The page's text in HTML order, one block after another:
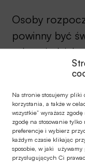
Na stronie stosujemy pliki
korzystania, a także w
wszystkie” wyrażasz
zgodę na stosowanie
preferencje i wybierz
każdym czasie klikając
sposobie, w jaki używamy
przysługujących Ci
Osoby
powinny być
aktywnie
własny
ale
w
BIK zebrał